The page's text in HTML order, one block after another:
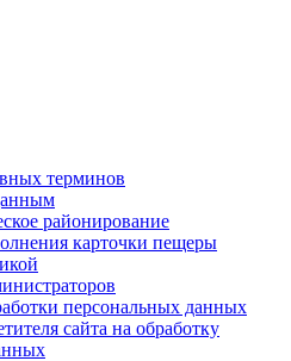
терминов
районирование
карточки пещеры
персональных данных
сайта на обработку